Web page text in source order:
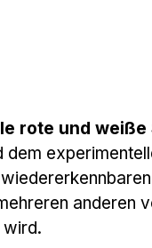
rote und
dem
anderen
wird.